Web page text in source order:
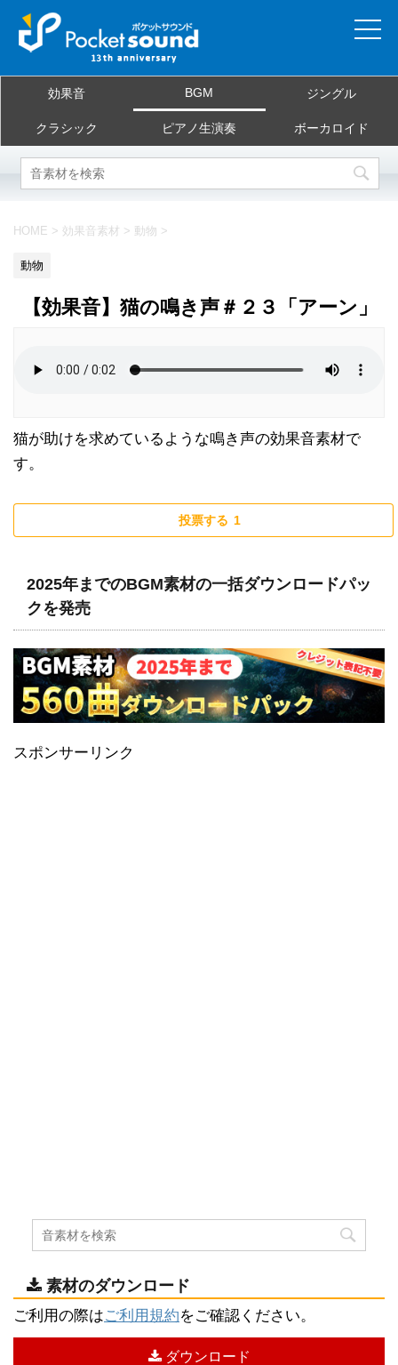
当サイトについて
ご利用規約
お問合せ
効果音 BGM ジングル
クラシック ピアノ生演奏 ボーカロイド
HOME > 効果音素材 > 動物 >
動物
【効果音】猫の鳴き声＃２３「アーン」
猫が助けを求めているような鳴き声の効果音素材で
す。
投票する 1
2025年までのBGM素材の一括ダウンロードパッ
クを発売
スポンサーリンク
素材のダウンロード
ご利用の際はご利用規約をご確認ください。
ダウンロード